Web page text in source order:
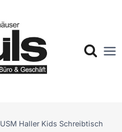
USM Haller Kids Schreibtisch